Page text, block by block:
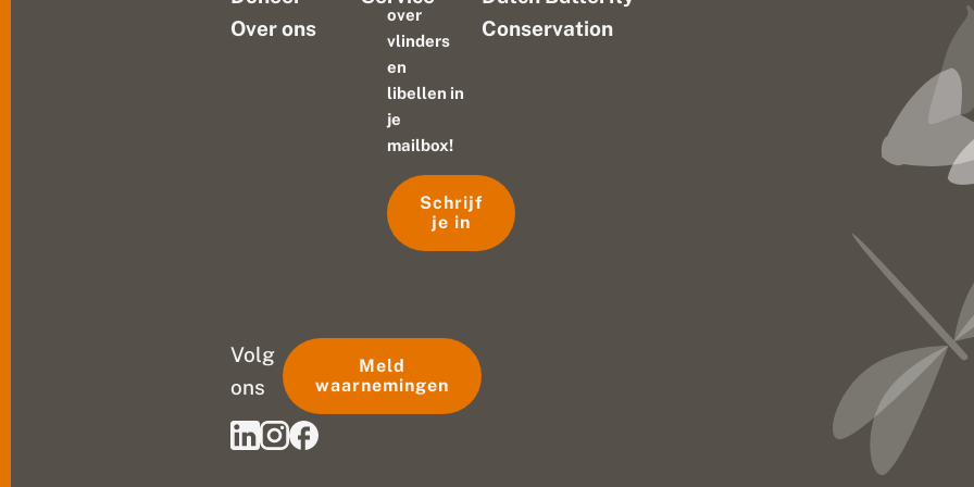
Over ons
Conservation
over
vlinders
en
libellen in
je
mailbox!
Schrijf
je in
Volg
ons
Meld
waarnemingen